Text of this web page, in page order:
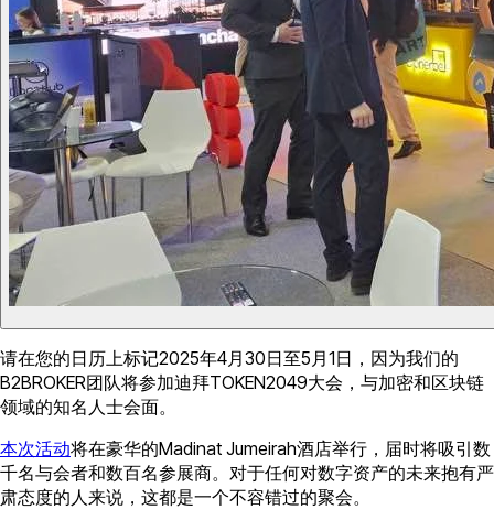
请在您的日历上标记2025年4月30日至5月1日，因为我们的
B2BROKER团队将参加迪拜TOKEN2049大会，与加密和区块链
领域的知名人士会面。
本次活动将在豪华的Madinat Jumeirah酒店举行，届时将吸引数
千名与会者和数百名参展商。对于任何对数字资产的未来抱有严
肃态度的人来说，这都是一个不容错过的聚会。